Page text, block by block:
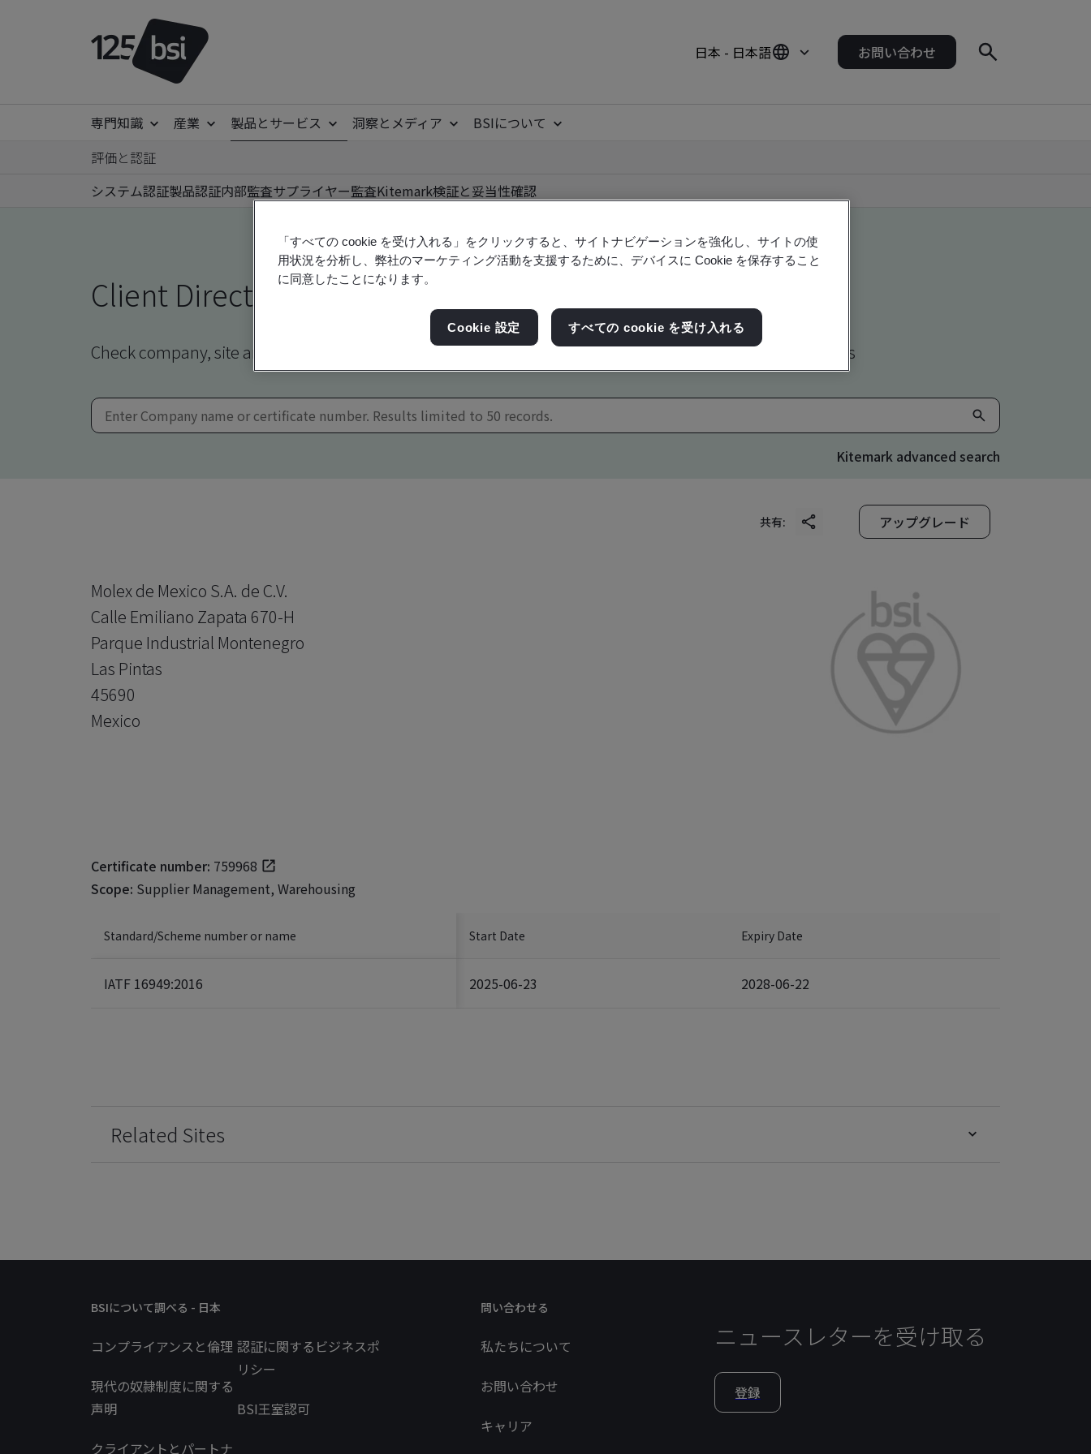
日本 - 日本語 お問い合わせ
専門知識 産業 製品とサービス 洞察とメディア
BSIについて
評価と認証
システム認証製品認証内部監査サプライヤー監査Kitemark検証と妥当性確認
Client Directory profile
Check company, site and product certificates - Validation and Verification, Japanese and global companies
Kitemark advanced search
共有: アップグレード
Molex de Mexico S.A. de C.V.
Calle Emiliano Zapata 670-H
Parque Industrial Montenegro
Las Pintas
45690
Mexico
Certificate number: 759968
Scope: Supplier Management, Warehousing
Standard/Scheme number or name Start Date Expiry Date
IATF 16949:2016 2025-06-23 2028-06-22
Related Sites
BSIについて調べる - 日本
コンプライアンスと倫理
現代の奴隷制度に関する
声明
クライアントとパートナ
認証に関するビジネスポ
リシー
BSI王室認可
問い合わせる
私たちについて
お問い合わせ
キャリア
ニュースレターを受け取る
登録
「すべての cookie を受け入れる」をクリックすると、サイトナビゲーションを強化し、サイトの使
用状況を分析し、弊社のマーケティング活動を支援するために、デバイスに Cookie を保存すること
に同意したことになります。
Cookie 設定 すべての cookie を受け入れる